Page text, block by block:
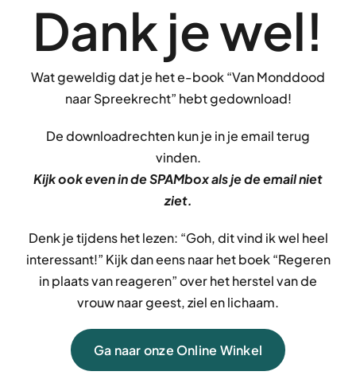
Dank je wel!
Wat geweldig dat je het e-book “Van Monddood
naar Spreekrecht” hebt gedownload!
De downloadrechten kun je in je email terug
vinden.
Kijk ook even in de SPAMbox als je de email niet
ziet.
Denk je tijdens het lezen: “Goh, dit vind ik wel heel
interessant!” Kijk dan eens naar het boek “Regeren
in plaats van reageren” over het herstel van de
vrouw naar geest, ziel en lichaam.
Ga naar onze Online Winkel